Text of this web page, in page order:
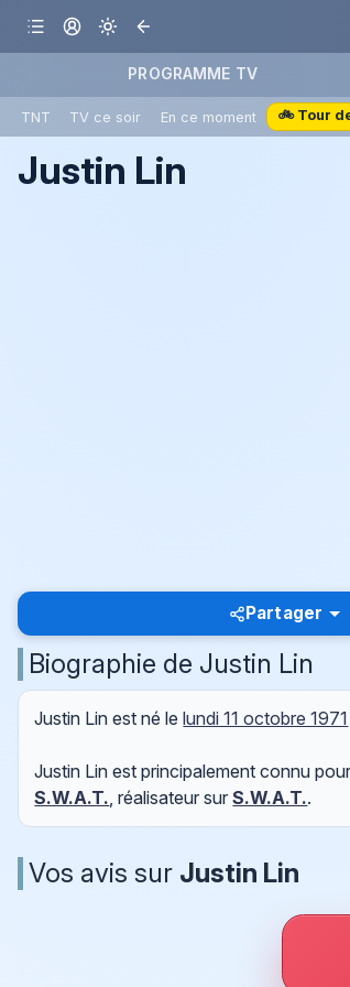
PROGRAMME TV
TNT TV ce soir En ce moment 🚲 Tour
Justin Lin
Partager
Biographie de Justin Lin
Justin Lin est né lelundi 11 octobre 1971
Justin Lin est principalement connu
S.W.A.T., réalisateur surS.W.A.T..
Vos avis sur Justin Lin